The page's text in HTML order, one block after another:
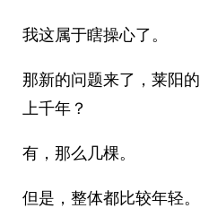
我这属于瞎操心了。
那新的问题来了，莱阳
上千年？
有，那么几棵。
但是，整体都比较年轻。